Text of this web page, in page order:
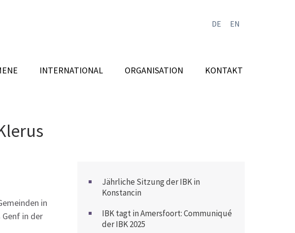
INTERNATIONAL ORGANISATION KONTAKT
DE EN
in
in der
Jährliche Sitzung der IBK in
Konstancin
IBK tagt in Amersfoort: Communiqué
der IBK 2025